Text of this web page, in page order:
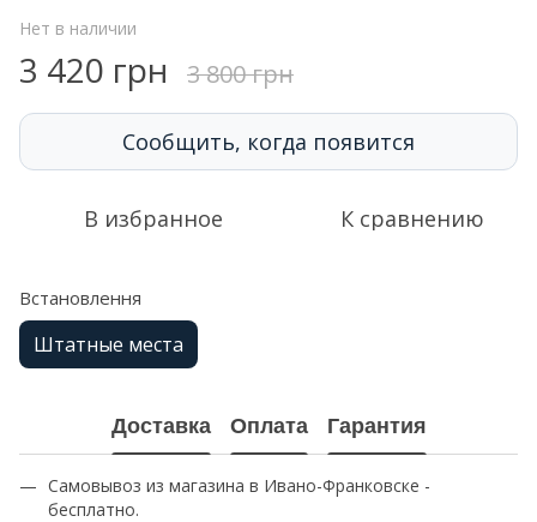
Нет в наличии
3 420 грн 3 800 грн
Сообщить, когда появится
В избранное К сравнению
Встановлення
Штатные места
Доставка Оплата Гарантия
Самовывоз из магазина в Ивано-Франковске -
бесплатно.